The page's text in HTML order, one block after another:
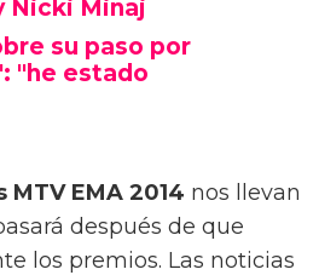
Nicki Minaj
su paso por
"he estado
MTV EMA 2014 nos llevan
después de que
los premios. Las noticias